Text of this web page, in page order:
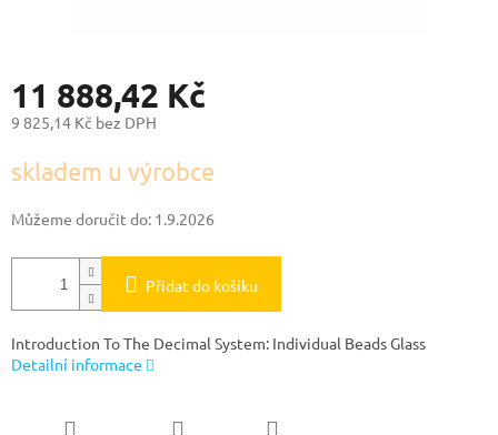
11 888,42 Kč
9 825,14 Kč bez DPH
cena:
skladem u výrobce
Můžeme doručit do: 1.9.2026
Přidat do košíku
Introduction To The Decimal System: Individual Beads Glass
Detailní informace